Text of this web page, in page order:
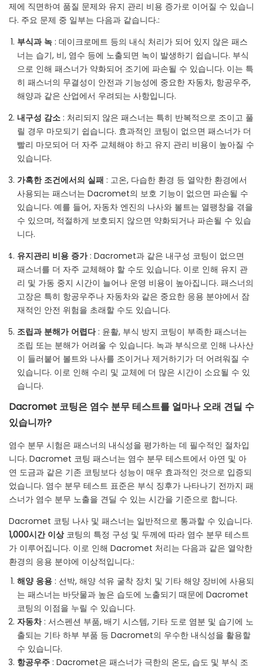
제에 직면하여 품질 문제와 유지 관리 비용 증가로 이어질 수 있습니
다. 주요 문제 중 일부는 다음과 같습니다.:
부식과 녹 : 데이크로메트 등의 내식 처리가 되어 있지 않은 패스
너는 습기, 비, 염수 등에 노출되면 녹이 발생하기 쉽습니다. 부식
으로 인해 패스너가 약화되어 조기에 파손될 수 있습니다. 이는 특
히 패스너의 무결성이 안전과 기능성에 중요한 자동차, 항공우주,
해양과 같은 산업에서 우려되는 사항입니다.
내구성 감소 : 처리되지 않은 패스너는 특히 반복적으로 조이고 풀
릴 경우 마모되기 쉽습니다. 효과적인 코팅이 없으면 패스너가 더
빨리 마모되어 더 자주 교체해야 하고 유지 관리 비용이 높아질 수
있습니다.
가혹한 조건에서의 실패 : 고온, 다습한 환경 등 열악한 환경에서
사용되는 패스너는 Dacromet의 보호 기능이 없으면 파손될 수
있습니다. 예를 들어, 자동차 엔진의 나사와 볼트는 열팽창을 겪을
수 있으며, 적절하게 보호되지 않으면 약화되거나 파손될 수 있습
니다.
유지관리 비용 증가 : Dacromet과 같은 내구성 코팅이 없으면
패스너를 더 자주 교체해야 할 수도 있습니다. 이로 인해 유지 관
리 및 가동 중지 시간이 늘어나 운영 비용이 높아집니다. 패스너의
고장은 특히 항공우주나 자동차와 같은 중요한 응용 분야에서 잠
재적인 안전 위험을 초래할 수도 있습니다.
조립과 분해가 어렵다 : 윤활, 부식 방지 코팅이 부족한 패스너는
조립 또는 분해가 어려울 수 있습니다. 녹과 부식으로 인해 나사산
이 들러붙어 볼트와 나사를 조이거나 제거하기가 더 어려워질 수
있습니다. 이로 인해 수리 및 교체에 더 많은 시간이 소요될 수 있
습니다.
Dacromet 코팅은 염수 분무 테스트를 얼마나 오래 견딜 수
있습니까?
염수 분무 시험은 패스너의 내식성을 평가하는 데 필수적인 절차입
니다. Dacromet 코팅 패스너는 염수 분무 테스트에서 아연 및 아
연 도금과 같은 기존 코팅보다 성능이 매우 효과적인 것으로 입증되
었습니다. 염수 분무 테스트 표준은 부식 징후가 나타나기 전까지 패
스너가 염수 분무 노출을 견딜 수 있는 시간을 기준으로 합니다.
Dacromet 코팅 나사 및 패스너는 일반적으로 통과할 수 있습니다.
1,000시간 이상 코팅의 특정 구성 및 두께에 따라 염수 분무 테스트
가 이루어집니다. 이로 인해 Dacromet 처리는 다음과 같은 열악한
환경의 응용 분야에 이상적입니다.:
해양 응용 : 선박, 해양 석유 굴착 장치 및 기타 해양 장비에 사용되
는 패스너는 바닷물과 높은 습도에 노출되기 때문에 Dacromet
코팅의 이점을 누릴 수 있습니다.
자동차 : 서스펜션 부품, 배기 시스템, 기타 도로 염분 및 습기에 노
출되는 기타 하부 부품 등 Dacromet의 우수한 내식성을 활용할
수 있습니다.
항공우주 : Dacromet은 패스너가 극한의 온도, 습도 및 부식 조